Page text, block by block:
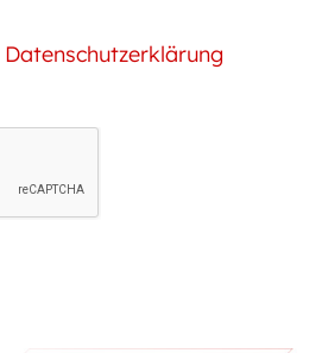
Datenschutzerklärung